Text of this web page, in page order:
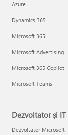
Azure
Dynamics 365
Microsoft 365
Microsoft Advertising
Microsoft 365 Copilot
Microsoft Teams
Dezvoltator și IT
Dezvoltator Microsoft